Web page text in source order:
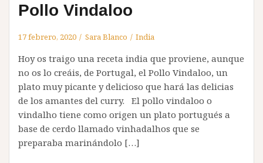
Pollo Vindaloo
17 febrero, 2020 Sara Blanco India
Hoy os traigo una receta india que proviene, aunque
no os lo creáis, de Portugal, el Pollo Vindaloo, un
plato muy picante y delicioso que hará las delicias
de los amantes del curry. El pollo vindaloo o
vindalho tiene como origen un plato portugués a
base de cerdo llamado vinhadalhos que se
preparaba marinándolo […]